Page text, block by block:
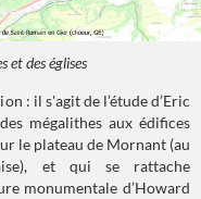
et des églises
: il s'agit de l’étude d’Eric
mégalithes aux édifices
le plateau de Mornant (au
et qui se rattache
monumentale d’Howard